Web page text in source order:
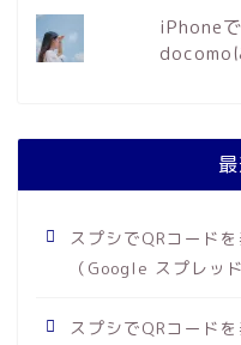
iPhone
docomo
スプシでQRコード
（Google スプレッ
スプシでQRコード